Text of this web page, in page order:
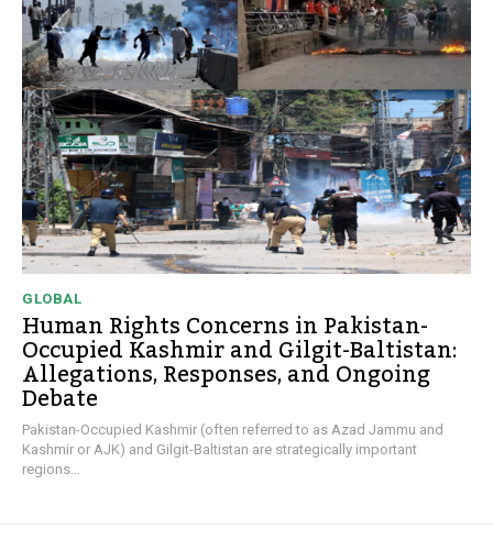
GLOBAL
Human Rights Concerns in Pakistan-
Occupied Kashmir and Gilgit-Baltistan:
Allegations, Responses, and Ongoing
Debate
Pakistan-Occupied Kashmir (often referred to as Azad Jammu and
Kashmir or AJK) and Gilgit-Baltistan are strategically important
regions...